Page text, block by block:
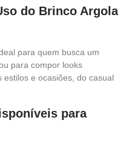
do Brinco Argola
para quem busca um
para compor looks
e ocasiões, do casual
para